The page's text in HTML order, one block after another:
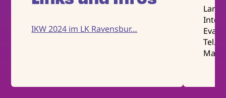
IKW 2024 im LK Ravensbur…
Eva
Tel.
Mail: